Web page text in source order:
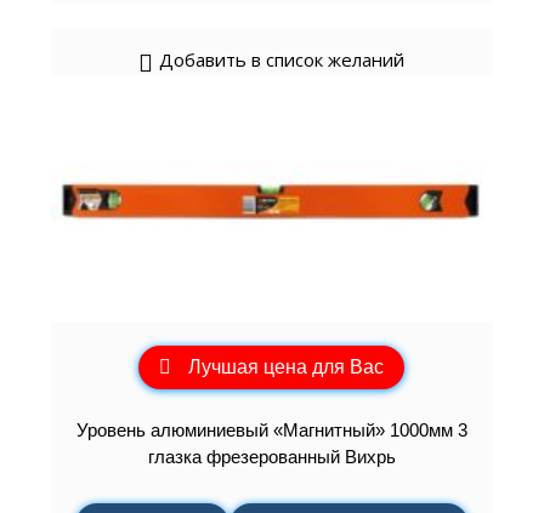
Добавить в список желаний
Лучшая цена для Вас
Уровень алюминиевый «Магнитный» 1000мм 3
глазка фрезерованный Вихрь